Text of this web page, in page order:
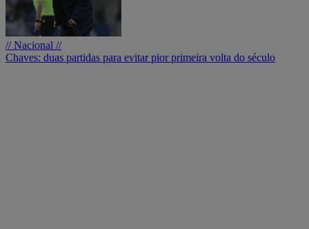
// Nacional //
Chaves: duas partidas para evitar pior primeira volta do século